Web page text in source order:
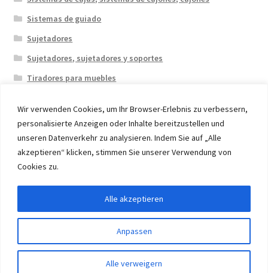
Wir verwenden Cookies, um Ihr Browser-Erlebnis zu verbessern,
personalisierte Anzeigen oder Inhalte bereitzustellen und
unseren Datenverkehr zu analysieren. Indem Sie auf „Alle
akzeptieren“ klicken, stimmen Sie unserer Verwendung von
Cookies zu.
Anpassen
Alle verweigern
Alle akzeptieren
Sistemas de guiado
Sujetadores
Sujetadores, sujetadores y soportes
Tiradores para muebles
© 2026 Eruon Trade UG, Germany, member of the ERUON